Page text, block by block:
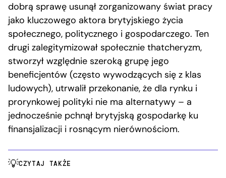
dobrą sprawę usunął zorganizowany świat pracy
jako kluczowego aktora brytyjskiego życia
społecznego, politycznego i gospodarczego. Ten
drugi zalegitymizował społecznie thatcheryzm,
stworzył względnie szeroką grupę jego
beneficjentów (często wywodzących się z klas
ludowych), utrwalił przekonanie, że dla rynku i
prorynkowej polityki nie ma alternatywy – a
jednocześnie pchnął brytyjską gospodarkę ku
finansjalizacji i rosnącym nierównościom.
CZYTAJ TAKŻE